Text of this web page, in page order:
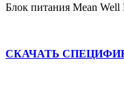
Блок питания Mean
СКАЧАТЬ